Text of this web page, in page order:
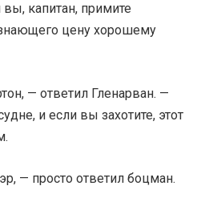
капитан, примите
цену хорошему
— ответил Гленарван. —
и если вы захотите, этот
— просто ответил боцман.